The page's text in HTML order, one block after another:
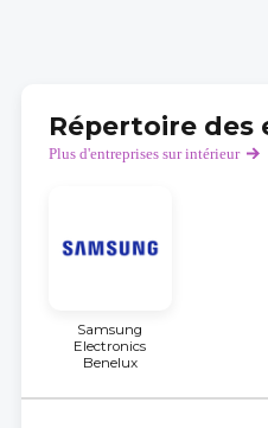
Répertoire des
Plus d'entreprises sur intérieur
Samsung
Electronics
Benelux